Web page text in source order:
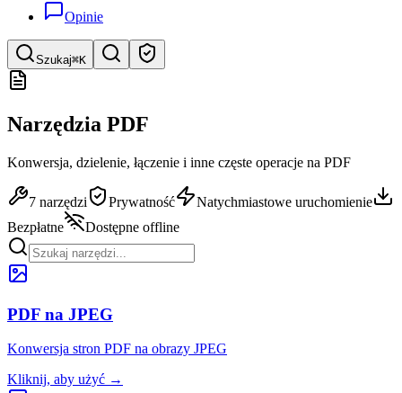
Opinie
Szukaj⌘K
Szukaj narzędzi
Szybkie wyszukiwanie narzędzi
Narzędzia PDF
Konwersja, dzielenie, łączenie i inne częste operacje na PDF
7 narzędzi Prywatność
Natychmiastowe uruchomienie
Bezpłatne
Dostępne offline
PDF na JPEG
Konwersja stron PDF na obrazy JPEG
Kliknij, aby użyć →